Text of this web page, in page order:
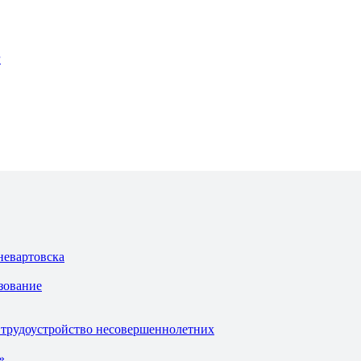
несовершеннолетних